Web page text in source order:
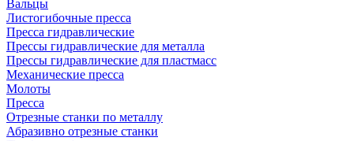
Вальцы
Листогибочные пресса
Пресса гидравлические
Прессы гидравлические для металла
Прессы гидравлические для пластмасс
Механические пресса
Молоты
Пресса
Отрезные станки по металлу
Абразивно отрезные станки